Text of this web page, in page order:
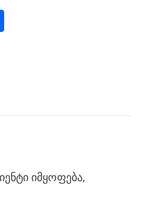
იმყოფება,